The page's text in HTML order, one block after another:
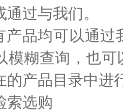
过与我们。
产品均可以通过
模糊查询，也
的产品目录中进
索选购